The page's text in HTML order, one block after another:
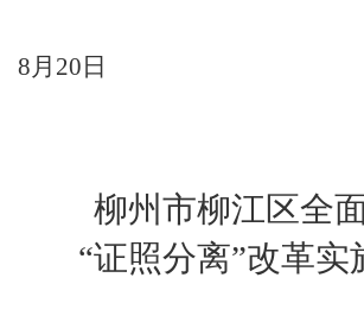
8月 20 日
柳州市柳江区全
“证照分离”改革实